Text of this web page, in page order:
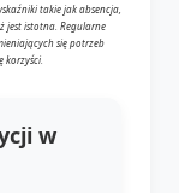
takie jak absencja,
jest istotna. Regularne
się potrzeb
korzyści.
w